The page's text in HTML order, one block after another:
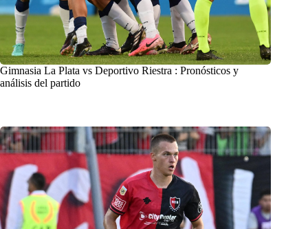
Gimnasia La Plata vs Deportivo Riestra : Pronósticos y
análisis del partido